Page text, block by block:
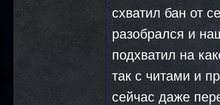
схватил бан от
разобрался и
подхватил на
так с читами и
сейчас даже